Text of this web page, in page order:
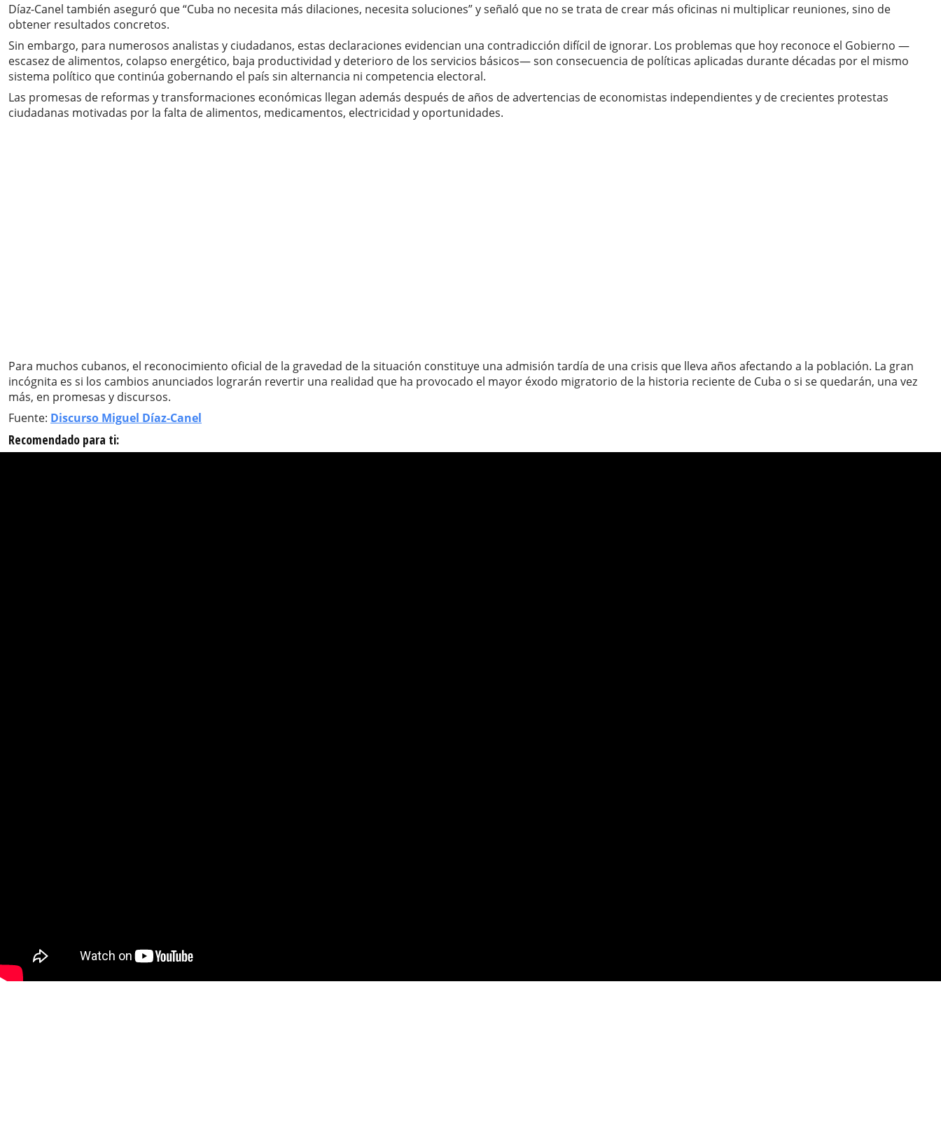
Díaz-Canel también aseguró que “Cuba no necesita más dilaciones, necesita soluciones” y señaló que no se trata de crear más oficinas ni multiplicar reuniones, sino de
obtener resultados concretos.
Sin embargo, para numerosos analistas y ciudadanos, estas declaraciones evidencian una contradicción difícil de ignorar. Los problemas que hoy reconoce el Gobierno —
escasez de alimentos, colapso energético, baja productividad y deterioro de los servicios básicos— son consecuencia de políticas aplicadas durante décadas por el mismo
sistema político que continúa gobernando el país sin alternancia ni competencia electoral.
Las promesas de reformas y transformaciones económicas llegan además después de años de advertencias de economistas independientes y de crecientes protestas
ciudadanas motivadas por la falta de alimentos, medicamentos, electricidad y oportunidades.
Para muchos cubanos, el reconocimiento oficial de la gravedad de la situación constituye una admisión tardía de una crisis que lleva años afectando a la población. La gran
incógnita es si los cambios anunciados lograrán revertir una realidad que ha provocado el mayor éxodo migratorio de la historia reciente de Cuba o si se quedarán, una vez
más, en promesas y discursos.
Fuente: Discurso Miguel Díaz-Canel
Recomendado para ti: